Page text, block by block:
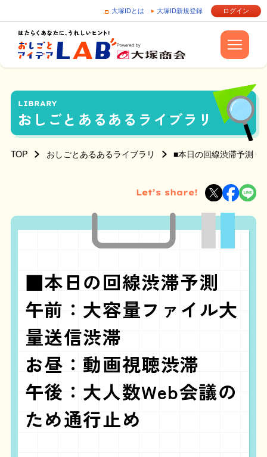
大塚IDとは 大塚ID新規登録 ログイン
LIBRARY
おしごとあるあるライブラリ
TOP おしごとあるあるライブラリ ■本日の回線渋滞予測
Let’s share!
■本日の回線渋滞予測
午前：大容量ファイル大
量送信渋滞
お昼：動画視聴渋滞
午後：大人数Web会議の
ため通行止め